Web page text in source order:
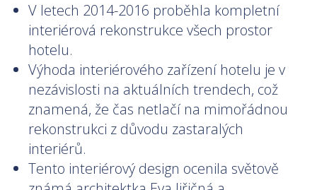
V letech 2014-2016 proběhla kompletní
interiérová rekonstrukce všech prostor
hotelu.
Výhoda interiérového zařízení hotelu je v
nezávislosti na aktuálních trendech, což
znamená, že čas netlačí na mimořádnou
rekonstrukci z důvodu zastaralých
interiérů.
Tento interiérový design ocenila světově